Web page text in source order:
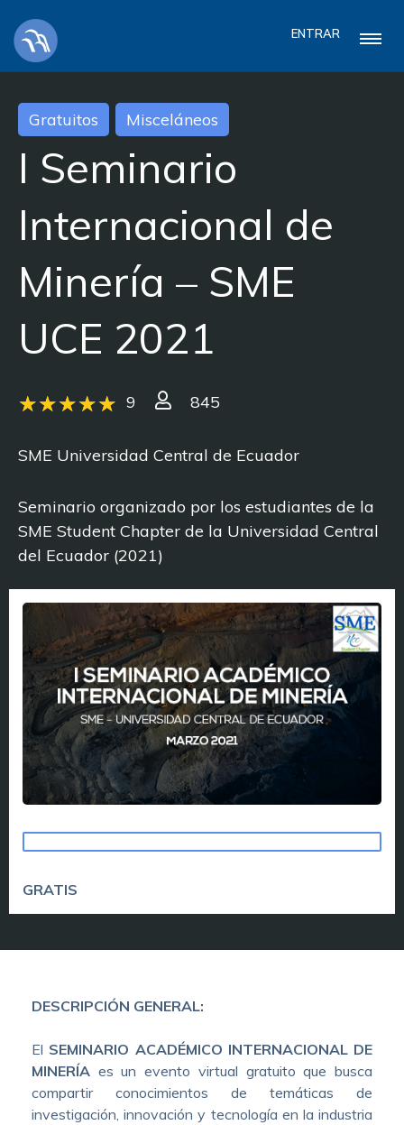
ENTRAR
Gratuitos Misceláneos
I Seminario
Internacional de
Minería – SME
UCE 2021
9 845
SME Universidad Central de Ecuador
Seminario organizado por los estudiantes de la
SME Student Chapter de la Universidad Central
del Ecuador (2021)
GRATIS
DESCRIPCIÓN GENERAL:
El SEMINARIO ACADÉMICO INTERNACIONAL DE
MINERÍA es un evento virtual gratuito que busca
compartir conocimientos de temáticas de
investigación, innovación y tecnología en la industria